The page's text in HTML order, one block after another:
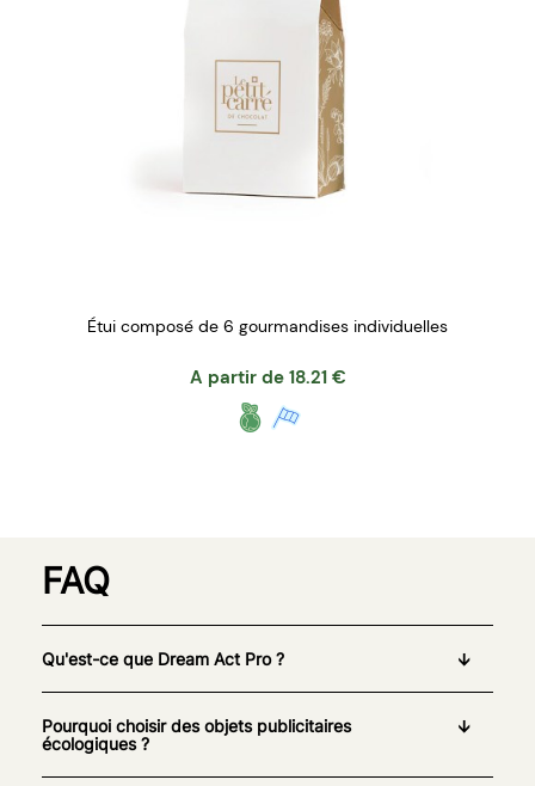
Étui composé de 6 gourmandises individuelles
A partir de 18.21 €
FAQ
Qu'est-ce que Dream Act Pro ?
Pourquoi choisir des objets publicitaires
écologiques ?